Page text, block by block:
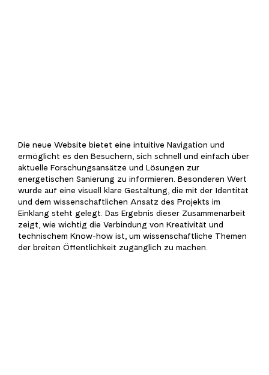
Die neue Website bietet eine intuitive Navigation und
ermöglicht es den Besuchern, sich schnell und einfach über
aktuelle Forschungsansätze und Lösungen zur
energetischen Sanierung zu informieren. Besonderen Wert
wurde auf eine visuell klare Gestaltung, die mit der Identität
und dem wissenschaftlichen Ansatz des Projekts im
Einklang steht gelegt. Das Ergebnis dieser Zusammenarbeit
zeigt, wie wichtig die Verbindung von Kreativität und
technischem Know-how ist, um wissenschaftliche Themen
der breiten Öffentlichkeit zugänglich zu machen.